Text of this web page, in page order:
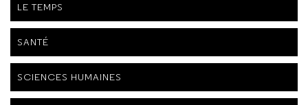
LE TEMPS
SANTÉ
SCIENCES HUMAINES